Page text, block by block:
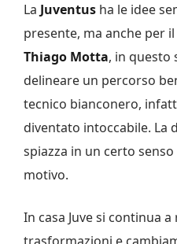
La Juventus ha le idee
presente, ma anche per
Thiago Motta, in questo
delineare un percorso
tecnico bianconero,
diventato intoccabile. La
spiazza in un certo
motivo.
In casa Juve si continua